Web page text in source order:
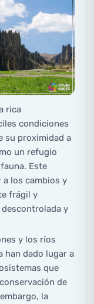
rica
condiciones
su proximidad a
un refugio
Este
los cambios y
frágil y
y
y los ríos
han dado lugar a
que
de
la